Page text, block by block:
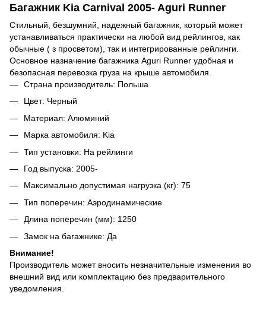
Багажник Kia Carnival 2005- Aguri Runner
Стильный, безшумний, надежный багажник, который может
устанавливаться практически на любой вид рейлингов, как
обычные ( з просветом), так и интегрированные рейлинги.
Основное назначение багажника Aguri Runner удобная и
безопасная перевозка груза на крыше автомобиля.
Страна производитель: Польша
Цвет: Черный
Материал: Алюминий
Марка автомобиля: Kia
Тип установки: На рейлинги
Год выпуска: 2005-
Максимально допустимая нагрузка (кг): 75
Тип поперечин: Аэродинамические
Длина поперечин (мм): 1250
Замок на багажнике: Да
Внимание!
Производитель может вносить незначительные изменения во
внешний вид или комплектацию без предварительного
уведомления.